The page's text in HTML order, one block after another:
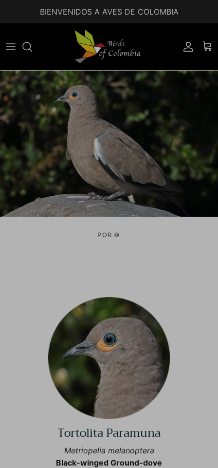
BIENVENIDOS A AVES DE COLOMBIA
Account
POR ©
Tortolita Paramuna
Metriopelia melanoptera
Black-winged Ground-dove